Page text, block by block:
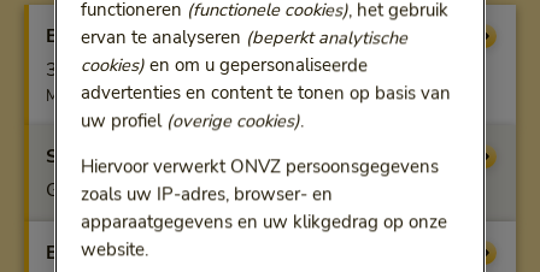
Basisverzekering Vergoeding
3 uur
Max. per kalenderjaar
Startfit
Geen vergoeding
Benfit
functioneren (functionele cookies), het gebruik
ervan te analyseren (beperkt analytische
cookies)en om u gepersonaliseerde
advertenties en content te tonen op basis van
uw profiel (overige cookies).
Hiervoor verwerkt ONVZ persoonsgegevens
zoals uw IP-adres, browser- en
apparaatgegevens en uw klikgedrag op onze
website.